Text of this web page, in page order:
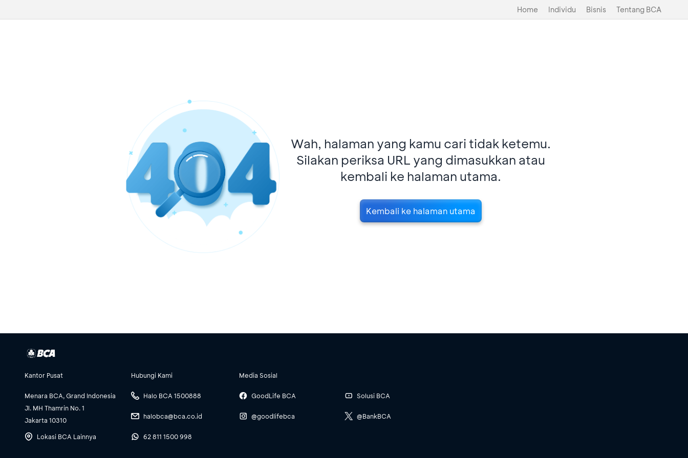
Home Individu Bisnis Tentang BCA
Wah, halaman yang kamu cari tidak ketemu.
Silakan periksa URL yang dimasukkan atau
kembali ke halaman utama.
Kembali ke halaman utama
Kantor Pusat
Menara BCA, Grand Indonesia
Jl. MH Thamrin No. 1
Jakarta 10310
Lokasi BCA Lainnya
Hubungi Kami
Halo BCA 1500888
halobca@bca.co.id
62 811 1500 998
Media Sosial
GoodLife BCA
@goodlifebca
Solusi BCA
@BankBCA